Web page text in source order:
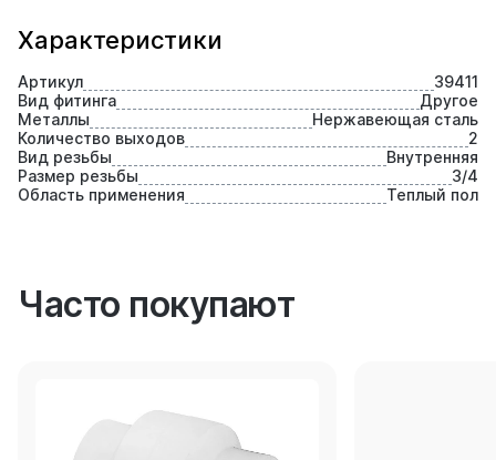
Характеристики
Артикул
39411
Вид фитинга
Другое
Металлы
Нержавеющая сталь
Количество выходов
2
Вид резьбы
Внутренняя
Размер резьбы
3/4
Область применения
Теплый пол
Часто покупают